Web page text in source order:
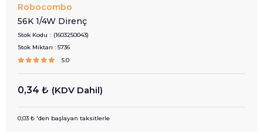
Robocombo
56K 1/4W Direnç
Stok Kodu
(1603250043)
Stok Miktarı : 5736
5.0
0,34 ₺ (KDV Dahil)
0,03 ₺ 'den başlayan taksitlerle